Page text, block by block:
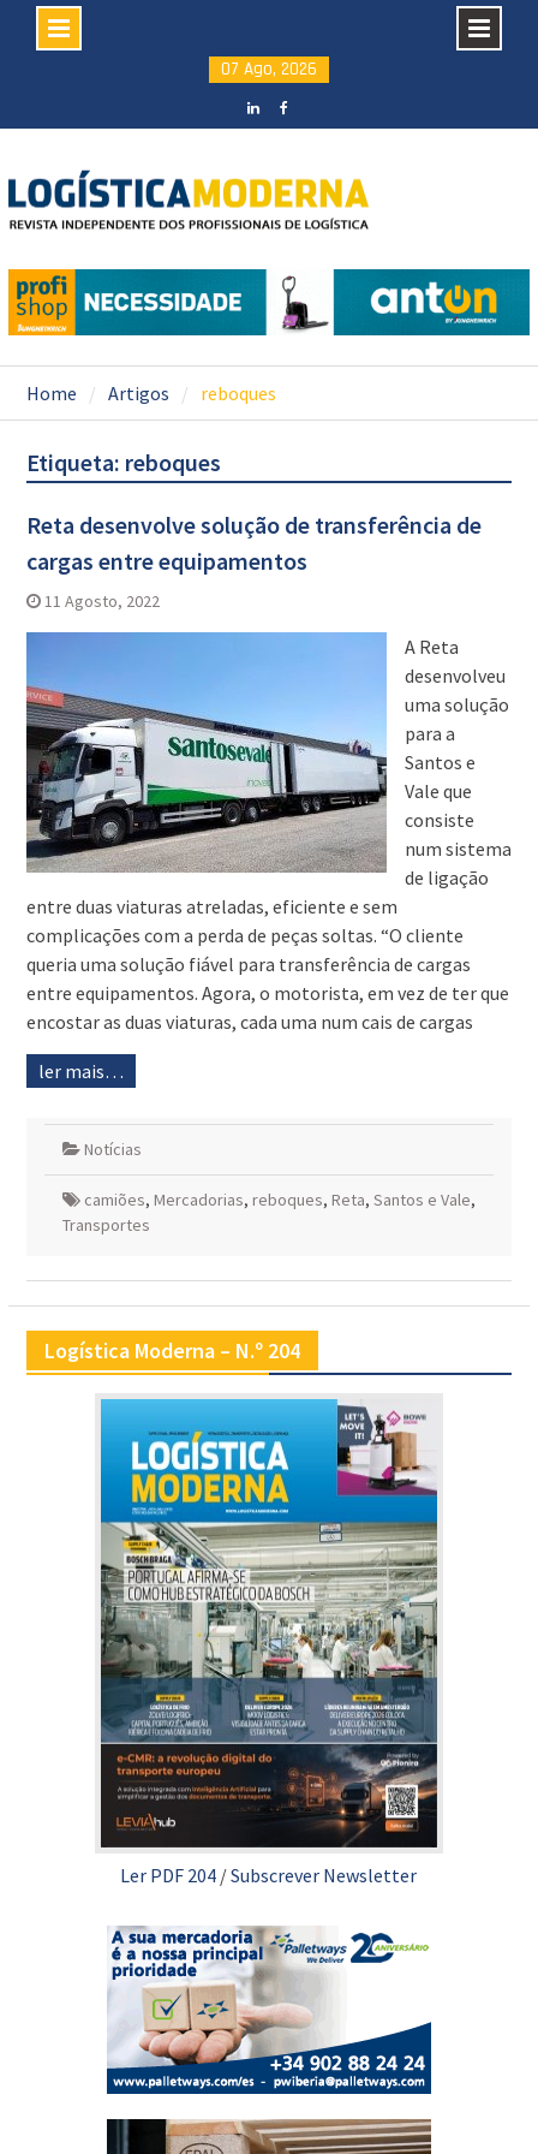
content
07 Ago, 2026
Home Artigos reboques
Etiqueta: reboques
Reta desenvolve solução de transferência de
cargas entre equipamentos
11 Agosto, 2022
A Reta
desenvolveu
uma solução
para a
Santos e
Vale que
consiste
num sistema
de ligação
entre duas viaturas atreladas, eficiente e sem
complicações com a perda de peças soltas. “O cliente
queria uma solução fiável para transferência de cargas
entre equipamentos. Agora, o motorista, em vez de ter que
encostar as duas viaturas, cada uma num cais de cargas
ler mais…
Notícias
camiões, Mercadorias, reboques, Reta, Santos e Vale,
Transportes
Logística Moderna – N.º 204
Ler PDF 204 /Subscrever Newsletter